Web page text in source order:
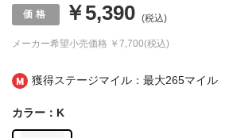
獲得ステージマイル：最大265マイル
メーカー希望小売価格 ￥7,700(税込)
￥5,390 (税込)
カラー：K